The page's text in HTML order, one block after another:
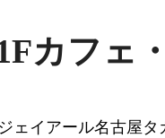
カフェ
ェイアール名古屋タ